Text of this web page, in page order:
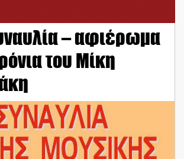
– αφιέρωμα
του Μίκη